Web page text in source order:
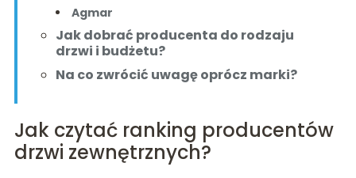
Agmar
Jak dobrać producenta do rodzaju
drzwi i budżetu?
Na co zwrócić uwagę oprócz marki?
Jak czytać ranking producentów
drzwi zewnętrznych?